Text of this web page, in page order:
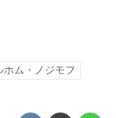
ホム・ノジモフ